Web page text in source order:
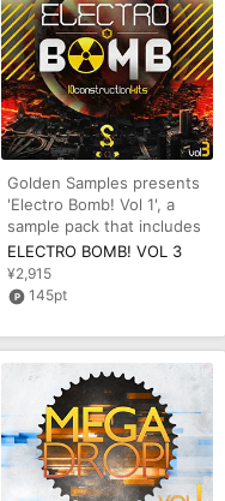
Golden Samples presents
'Electro Bomb! Vol 1', a
sample pack that includes
Construction Kits inspire
ELECTRO BOMB! VOL 3
¥2,915
145pt